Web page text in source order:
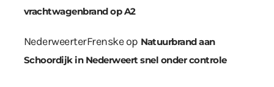
vrachtwagenbrand op A2
NederweerterFrenskeop Natuurbrand aan
Schoordijk in Nederweert snel onder controle